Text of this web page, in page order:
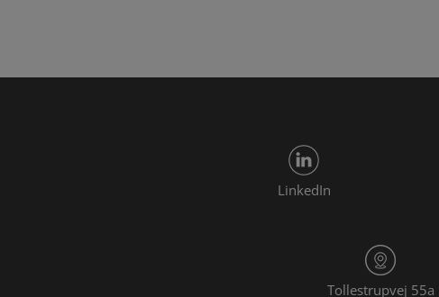
LinkedIn
Tollestrupvej 55a